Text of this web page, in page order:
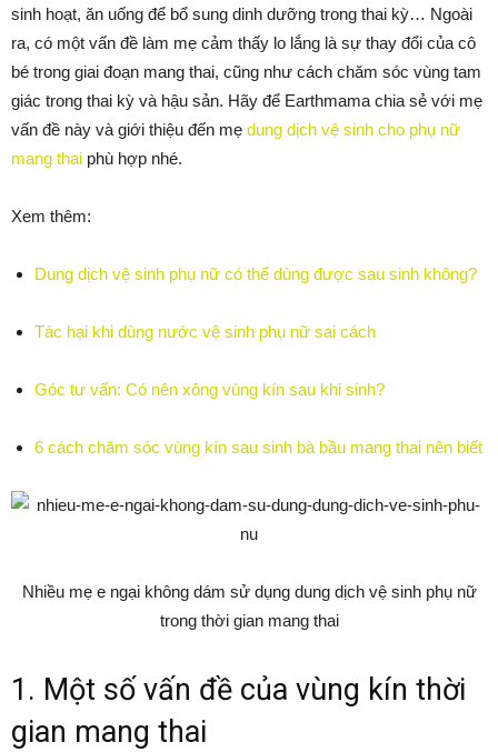
sinh hoạt, ăn uống để bổ sung dinh dưỡng trong thai kỳ… Ngoài
ra, có một vấn đề làm mẹ cảm thấy lo lắng là sự thay đổi của cô
bé trong giai đoạn mang thai, cũng như cách chăm sóc vùng tam
giác trong thai kỳ và hậu sản. Hãy để Earthmama chia sẻ với mẹ
vấn đề này và giới thiệu đến mẹ dung dịch vệ sinh cho phụ nữ
mang thai phù hợp nhé.
Xem thêm:
Dung dịch vệ sinh phụ nữ có thể dùng được sau sinh không?
Tác hại khi dùng nước vệ sinh phụ nữ sai cách
Góc tư vấn: Có nên xông vùng kín sau khi sinh?
6 cách chăm sóc vùng kín sau sinh bà bầu mang thai nên biết
Nhiều mẹ e ngại không dám sử dụng dung dịch vệ sinh phụ nữ
trong thời gian mang thai
1. Một số vấn đề của vùng kín thời
gian mang thai